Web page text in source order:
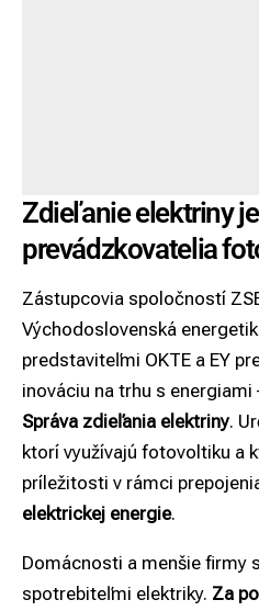
Zdieľanie elektriny
prevádzkovatelia
Zástupcovia spoločností
Východoslovenská
predstaviteľmi OKTE a EY
inováciu na trhu s
Správa zdieľania elektriny.
ktorí využívajú fotovoltiku a
príležitosti v rámci
elektrickej energie.
Domácnosti a menšie firmy
spotrebiteľmi elektriky. Za